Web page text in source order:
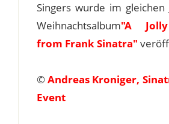
Singers wurde im
Weihnachtsalbum"A
from Frank Sinatra"
©Andreas Kroniger,
Event